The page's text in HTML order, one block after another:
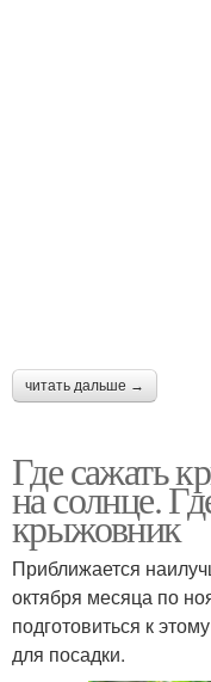
читать дальше →
Где сажать
на солнце.
крыжовник
Приближается
октября месяца по
подготовиться к
для посадки.